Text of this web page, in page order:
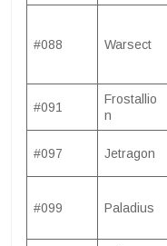
#088 Warsect
#091
Frostallio
n
#097 Jetragon
#099 Paladius